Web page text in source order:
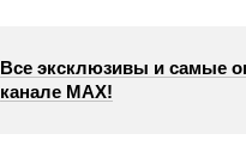
Все эксклюзивы и самые
канале МАХ!